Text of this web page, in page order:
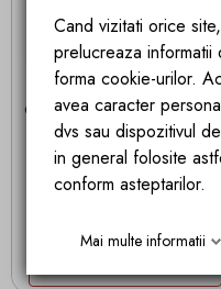
Livrare in 24 ore
Casuta, magazie
otel galvanizat, dimensiune:
181 x 267 x 198 cm ,
ventilatie, imitatie lemn,
Ivo
Economisesti1,128.93 lei
Cand vizitati orice
prelucreaza
forma cookie-urilor.
avea caracter
dvs sau dispozitivul
in general folosite
conform asteptarilor.
Mai multe informatii